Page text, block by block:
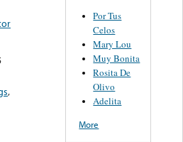
,
Por Tus
Celos
Mary Lou
Muy Bonita
Rosita De
Olivo
Adelita
More